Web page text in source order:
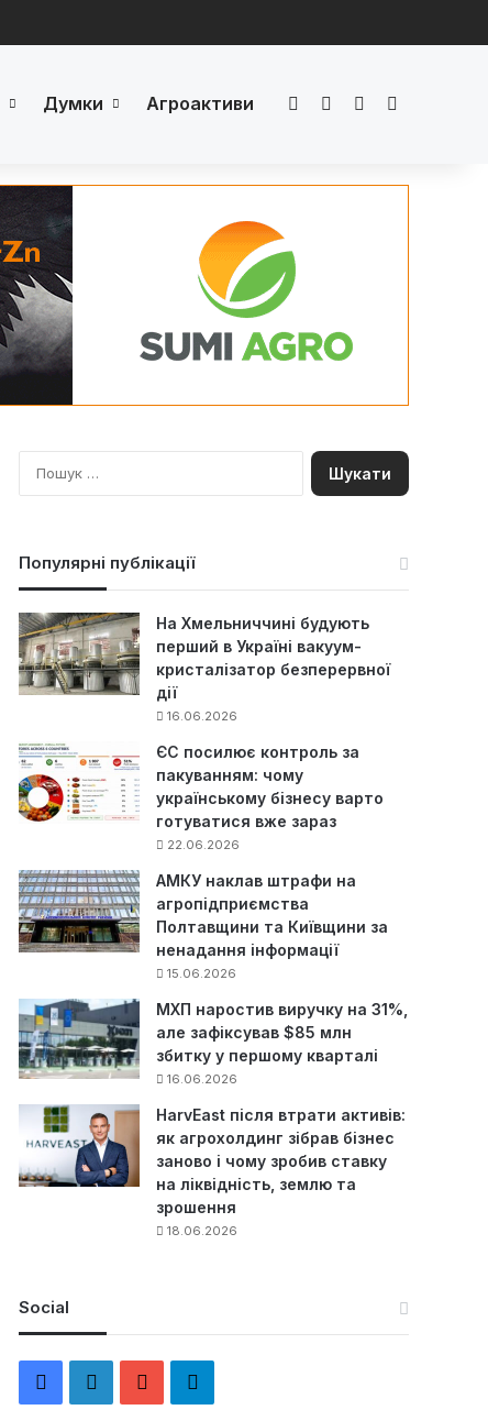
Думки Агроактиви FacebookLinkedInYouTube
П
о
Популярні публікації
На Хмельниччині будують
перший в Україні вакуум-
кристалізатор безперервної
дії
16.06.2026
ЄС посилює контроль за
пакуванням: чому
українському бізнесу варто
готуватися вже зараз
22.06.2026
АМКУ наклав штрафи на
агропідприємства
Полтавщини та Київщини за
ненадання інформації
15.06.2026
МХП наростив виручку на 31%,
але зафіксував $85 млн
збитку у першому кварталі
16.06.2026
HarvEast після втрати активів:
як агрохолдинг зібрав бізнес
заново і чому зробив ставку
на ліквідність, землю та
зрошення
18.06.2026
Social